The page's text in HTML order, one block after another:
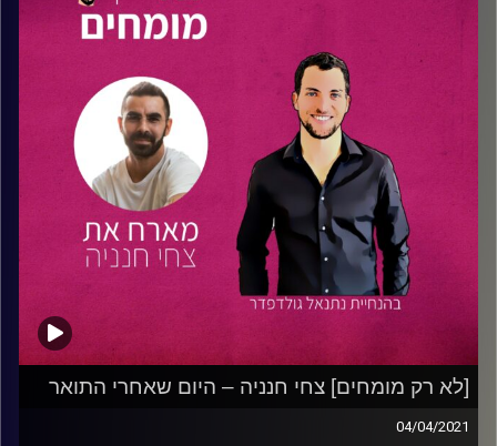
בפרק, משוחחים השניים על שילוב יוצא דופן בין ניתוח
נתונים בעולם
לבין עולם ההייטק. גבריאל מספר
על השאיפות בתחום החלקאות המדוייקת לצד העבודה
בתקיפות סייבר. כיצד נוצר החיבור בין התחומים? וכיצד הוא
ייראה בעתיד? גבריאל חושף בפנינו את ראייתו לגבי העולם
כמקום טוב יותר בין טכנולוגיה למדע, ומשתף את הדרך
הייחודית שלו החל מהשירות הצבאי, כניסה לעולם הסייבר
והתחלת לימודים אקדמאיים.
האזינו לפרק שיגרום לכם ללכת עם הלב ולייצר השפעה!
טיפ מגבריאל: מצאו את התשוקה שלכם והאמינו במה שמעניין
אתכם. נהלו את הזמן שלכם בצורה נכונה כך שיהיה לכם את
האפשרות לשלב בין המחויבויות לדברים האישיים שעושים
לכם טוב!
קרדיט תמונות:
[לא רק מומחים] צחי חנניה – היום שאחרי התואר
04/04/2021